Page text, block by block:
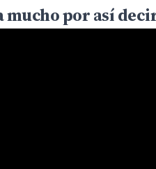
mucho por así